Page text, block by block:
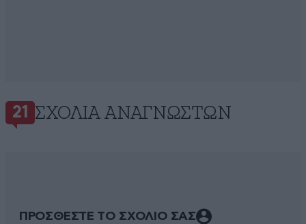
21 ΣΧΌΛΙΑ ΑΝΑΓΝΩΣΤΏΝ
ΠΡΟΣΘΕΣΤΕ ΤΟ ΣΧΟΛΙΟ ΣΑΣ